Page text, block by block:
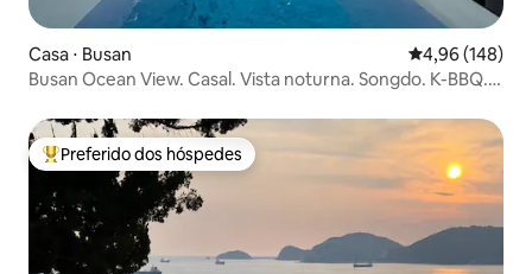
Casa ⋅ Busan 4,96 de uma
4,96 (148)
Busan Ocean View. Casal. Vista noturna. Songdo. K-BBQ.
Mercado Internacional. Shelter.
Entre os melhores preferidos dos hóspedes
Preferido dos hóspedes